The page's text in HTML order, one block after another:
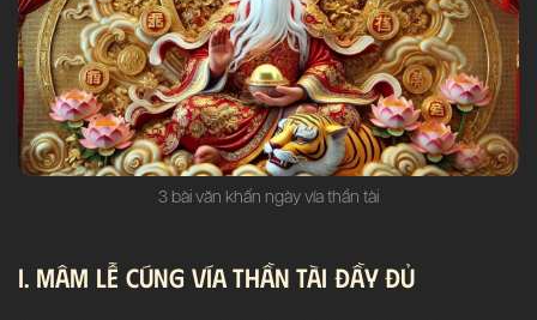
3 bài văn khấn ngày vía thần tài
I. Mâm Lễ Cúng Vía Thần Tài Đầy Đủ